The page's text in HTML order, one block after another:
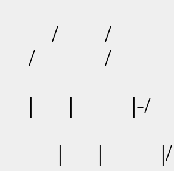
/
/ / ッ
/
| |
| |